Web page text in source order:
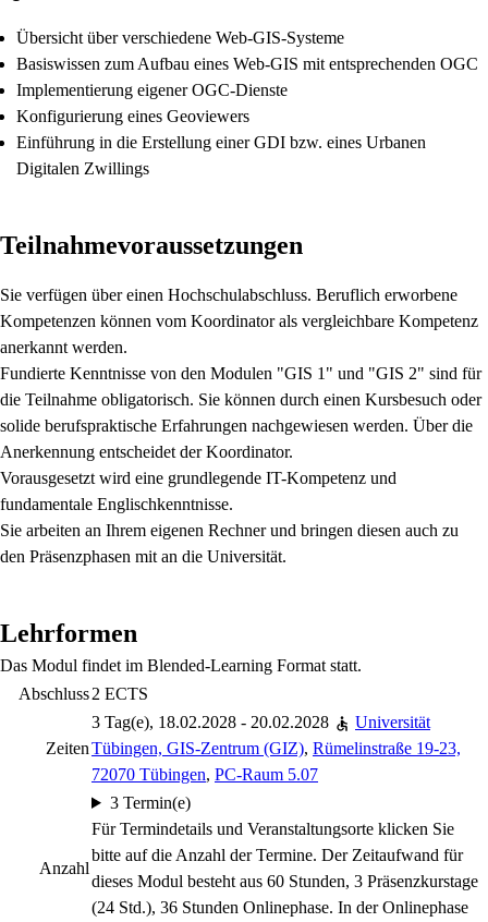
Übersicht über verschiedene Web-GIS-Systeme
Basiswissen zum Aufbau eines Web-GIS mit entsprechenden OGC
Implementierung eigener OGC-Dienste
Konfigurierung eines Geoviewers
Einführung in die Erstellung einer GDI bzw. eines Urbanen
Digitalen Zwillings
Teilnahmevoraussetzungen
Sie verfügen über einen Hochschulabschluss. Beruflich erworbene
Kompetenzen können vom Koordinator als vergleichbare Kompetenz
anerkannt werden.
Fundierte Kenntnisse von den Modulen "GIS 1" und "GIS 2" sind für
die Teilnahme obligatorisch. Sie können durch einen Kursbesuch oder
solide berufspraktische Erfahrungen nachgewiesen werden. Über die
Anerkennung entscheidet der Koordinator.
Vorausgesetzt wird eine grundlegende IT-Kompetenz und
fundamentale Englischkenntnisse.
Sie arbeiten an Ihrem eigenen Rechner und bringen diesen auch zu
den Präsenzphasen mit an die Universität.
Lehrformen
Das Modul findet im Blended-Learning Format statt.
Abschluss2 ECTS
Zeiten
3 Tag(e), 18.02.2028 - 20.02.2028
Universität
Tübingen, GIS-Zentrum (GIZ), Rümelinstraße 19-23,
72070 Tübingen, PC-Raum 5.07
Anzahl
3 Termin(e)
Für Termindetails und Veranstaltungsorte klicken Sie
bitte auf die Anzahl der Termine. Der Zeitaufwand für
dieses Modul besteht aus 60 Stunden, 3 Präsenzkurstage
(24 Std.), 36 Stunden Onlinephase. In der Onlinephase